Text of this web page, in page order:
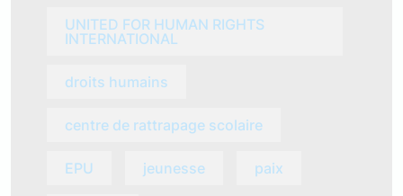
UNITED FOR HUMAN RIGHTS
INTERNATIONAL
droits humains
centre de rattrapage scolaire
EPU jeunesse paix